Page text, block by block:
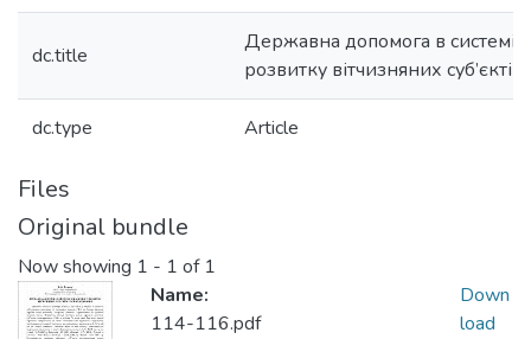
dc.title
Державна допомога в системі
розвитку вітчизняних
dc.type Article
Files
Original bundle
Now showing 1 - 1 of 1
Name:
114-116.pdf
Down
load